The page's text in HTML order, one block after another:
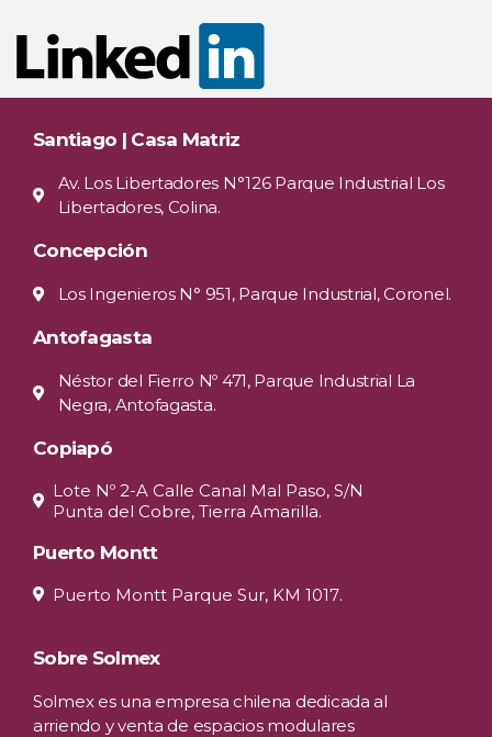
Santiago | Casa Matriz
Av. Los Libertadores N°126 Parque Industrial Los
Libertadores, Colina.
Concepción
Los Ingenieros N° 951, Parque Industrial, Coronel.
Antofagasta
Néstor del Fierro Nº 471, Parque Industrial La
Negra, Antofagasta.
Copiapó
Lote Nº 2-A Calle Canal Mal Paso, S/N
Punta del Cobre, Tierra Amarilla.
Puerto Montt
Puerto Montt Parque Sur, KM 1017.
Sobre Solmex
Solmex es una empresa chilena dedicada al
arriendo y venta de espacios modulares